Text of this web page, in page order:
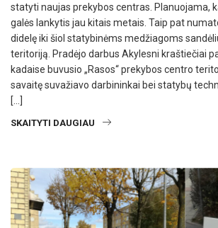
statyti naujas prekybos centras. Planuojama,
galės lankytis jau kitais metais. Taip pat
didelę iki šiol statybinėms medžiagoms
teritoriją. Pradėjo darbus Akylesni kraštiečiai
kadaise buvusio „Rasos“ prekybos centro
savaitę suvažiavo darbininkai bei statybų
[…]
SKAITYTI DAUGIAU